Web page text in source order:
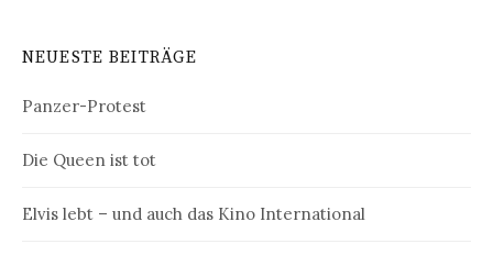
NEUESTE BEITRÄGE
Panzer-Protest
Die Queen ist tot
Elvis lebt – und auch das Kino International